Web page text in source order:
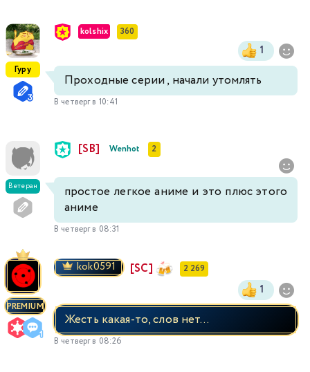
Гуру
kolshix 360
1
Проходные серии , начали утомлять
В четверг в 10:41
Ветеран
[SB] Wenhot 2
простое легкое аниме и это плюс этого
аниме
В четверг в 08:31
PREMIUM
kok0591 [SC] 2 269
1
Жесть какая-то, слов нет…
В четверг в 08:26